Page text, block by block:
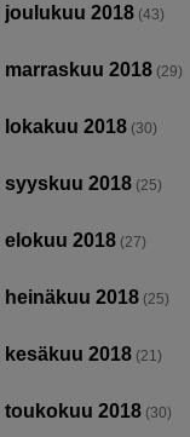
joulukuu 2018 (43)
marraskuu 2018 (29)
lokakuu 2018 (30)
syyskuu 2018 (25)
elokuu 2018 (27)
heinäkuu 2018 (25)
kesäkuu 2018 (21)
toukokuu 2018 (30)